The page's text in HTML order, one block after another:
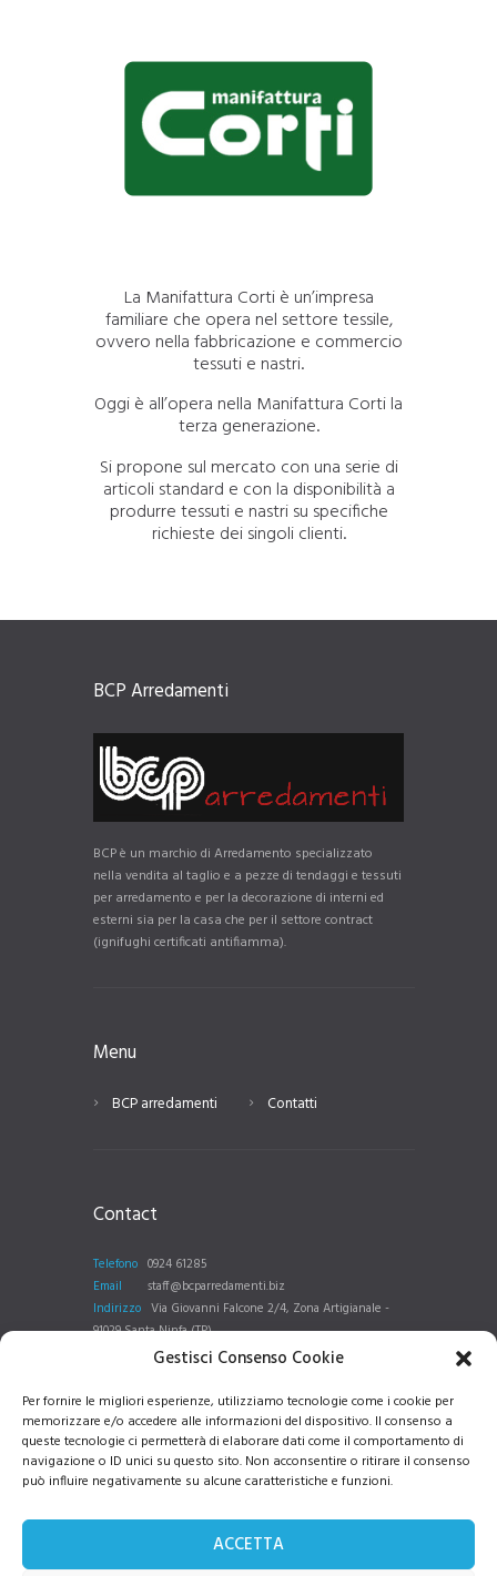
Gestisci Consenso Cookie
Per fornire le migliori esperienze, utilizziamo tecnologie come i cookie per
memorizzare e/o accedere alle informazioni del dispositivo. Il consenso a
queste tecnologie ci permetterà di elaborare dati come il comportamento di
navigazione o ID unici su questo sito. Non acconsentire o ritirare il consenso
può influire negativamente su alcune caratteristiche e funzioni.
ACCETTA
La Manifattura Corti è un’impresa
familiare che opera nel settore tessile,
ovvero nella fabbricazione e commercio
tessuti e nastri.
Oggi è all’opera nella Manifattura Corti la
terza generazione.
Si propone sul mercato con una serie di
articoli standard e con la disponibilità a
produrre tessuti e nastri su specifiche
richieste dei singoli clienti.
BCP Arredamenti
BCP è un marchio di Arredamento specializzato
nella vendita al taglio e a pezze di tendaggi e tessuti
per arredamento e per la decorazione di interni ed
esterni sia per la casa che per il settore contract
(ignifughi certificati antifiamma).
Menu
BCP arredamenti Contatti
Contact
Telefono 0924 61285
Email
staff@bcparredamenti.biz
Indirizzo Via Giovanni Falcone 2/4, Zona Artigianale -
91029 Santa Ninfa (TP)
Seguici su